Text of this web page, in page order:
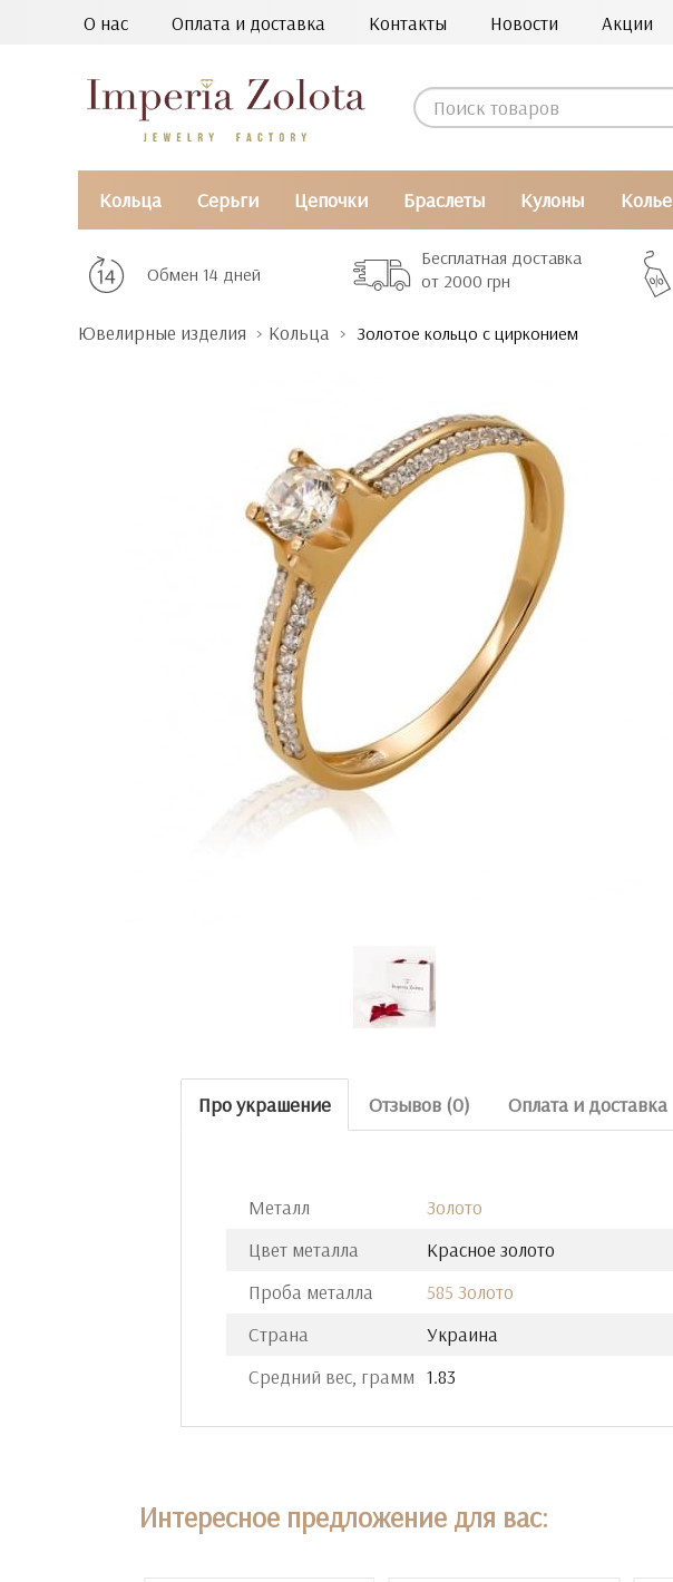
О нас Оплата и доставка Контакты Новости Акции
Кольца Серьги Цепочки Браслеты Кулоны Колье
Обмен 14 дней
Бесплатная доставка
от 2000 грн
Ювелирные изделия Кольца Золотое кольцо с цирконием
Про украшение Отзывов (0) Оплата и доставка
Металл
Золото
Цвет металла
Красное золото
Проба металла
585 Золото
Страна
Украина
Средний вес, грамм 1.83
Интересное предложение для вас: